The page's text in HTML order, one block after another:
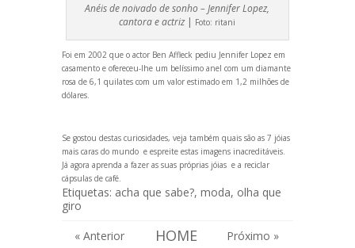
Anéis de noivado de sonho – Jennifer Lopez,
cantora e actriz | Foto: ritani
Foi em 2002 que o actor Ben Affleck pediu Jennifer Lopez em
casamento e ofereceu-lhe um belíssimo anel com um diamante
rosa de 6,1 quilates com um valor estimado em 1,2 milhões de
dólares.
Se gostou destas curiosidades, veja também quais são as 7 jóias
mais caras do mundoe espreite estas imagens inacreditáveis.
Já agora aprenda a fazer as suas próprias jóiase a reciclar
cápsulas de café.
Etiquetas: acha que sabe?, moda, olha que
giro
« Anterior
HOME Próximo »